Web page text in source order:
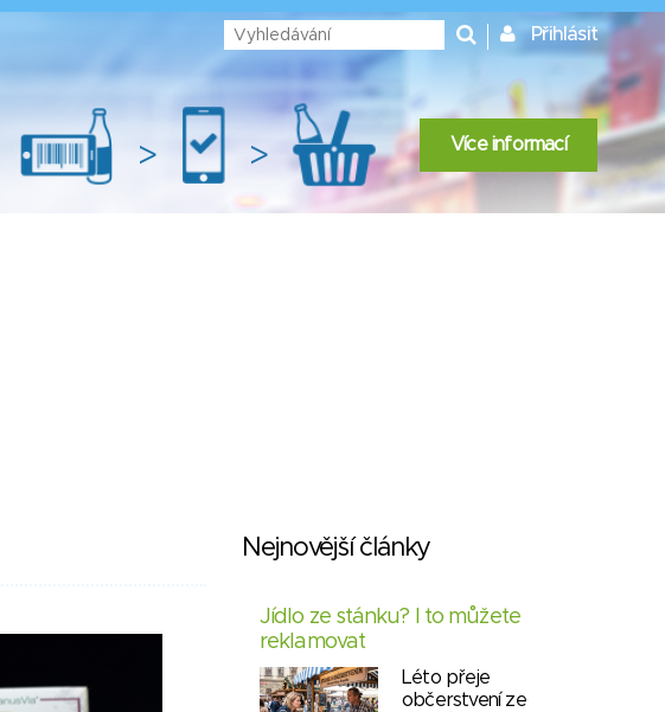
Přihlásit
> > Více informací
Nejnovější články
Jídlo ze stánku? I to můžete
reklamovat
Léto přeje
občerstvení ze